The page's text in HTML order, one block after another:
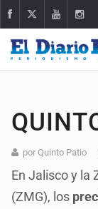
por Quinto Patio
En Jalisco y la
(ZMG), los